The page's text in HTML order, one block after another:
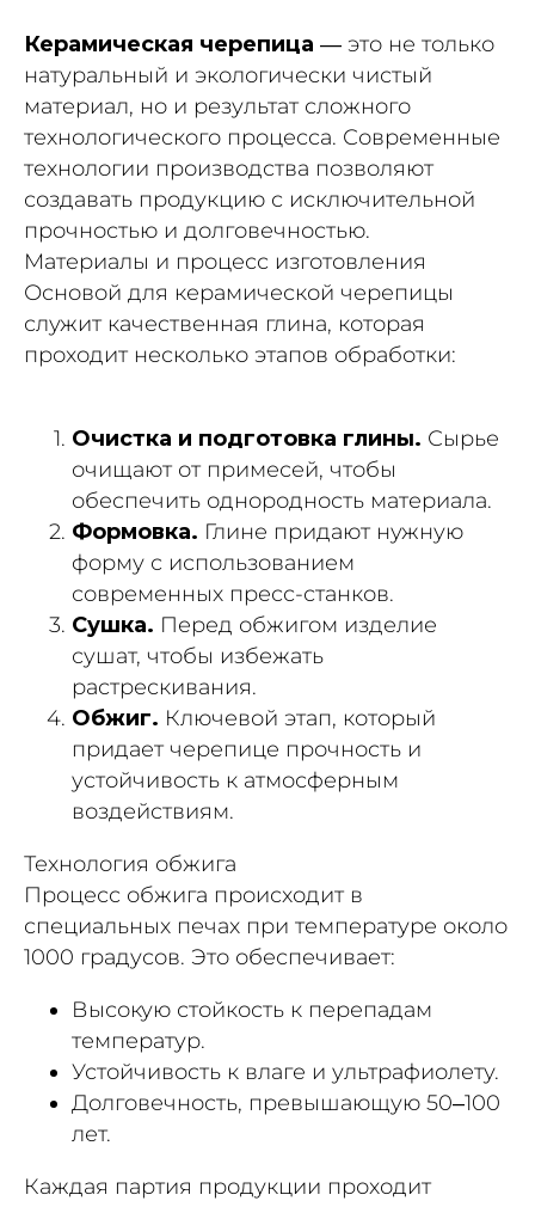
Керамическая черепица — это не только
натуральный и экологически чистый
материал, но и результат сложного
технологического процесса. Современные
технологии производства позволяют
создавать продукцию с исключительной
прочностью и долговечностью.
Материалы и процесс изготовления
Основой для керамической черепицы
служит качественная глина, которая
проходит несколько этапов обработки:
Очистка и подготовка глины. Сырье
очищают от примесей, чтобы
обеспечить однородность материала.
Формовка. Глине придают нужную
форму с использованием
современных пресс-станков.
Сушка. Перед обжигом изделие
сушат, чтобы избежать
растрескивания.
Обжиг. Ключевой этап, который
придает черепице прочность и
устойчивость к атмосферным
воздействиям.
Технология обжига
Процесс обжига происходит в
специальных печах при температуре около
1000 градусов. Это обеспечивает:
Высокую стойкость к перепадам
температур.
Устойчивость к влаге и ультрафиолету.
Долговечность, превышающую 50–100
лет.
Каждая партия продукции проходит